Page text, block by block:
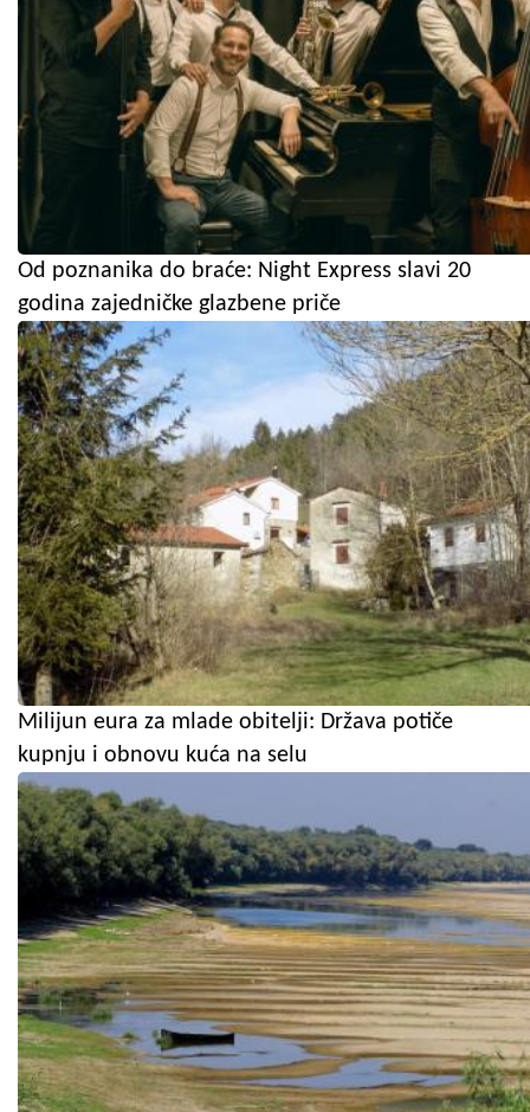
Od poznanika do braće: Night Express slavi 20
godina zajedničke glazbene priče
Milijun eura za mlade obitelji: Država potiče
kupnju i obnovu kuća na selu